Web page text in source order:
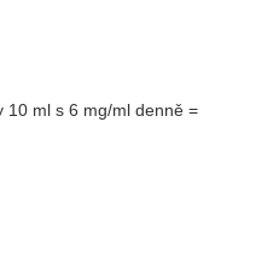
10 ml s 6 mg/ml denně =